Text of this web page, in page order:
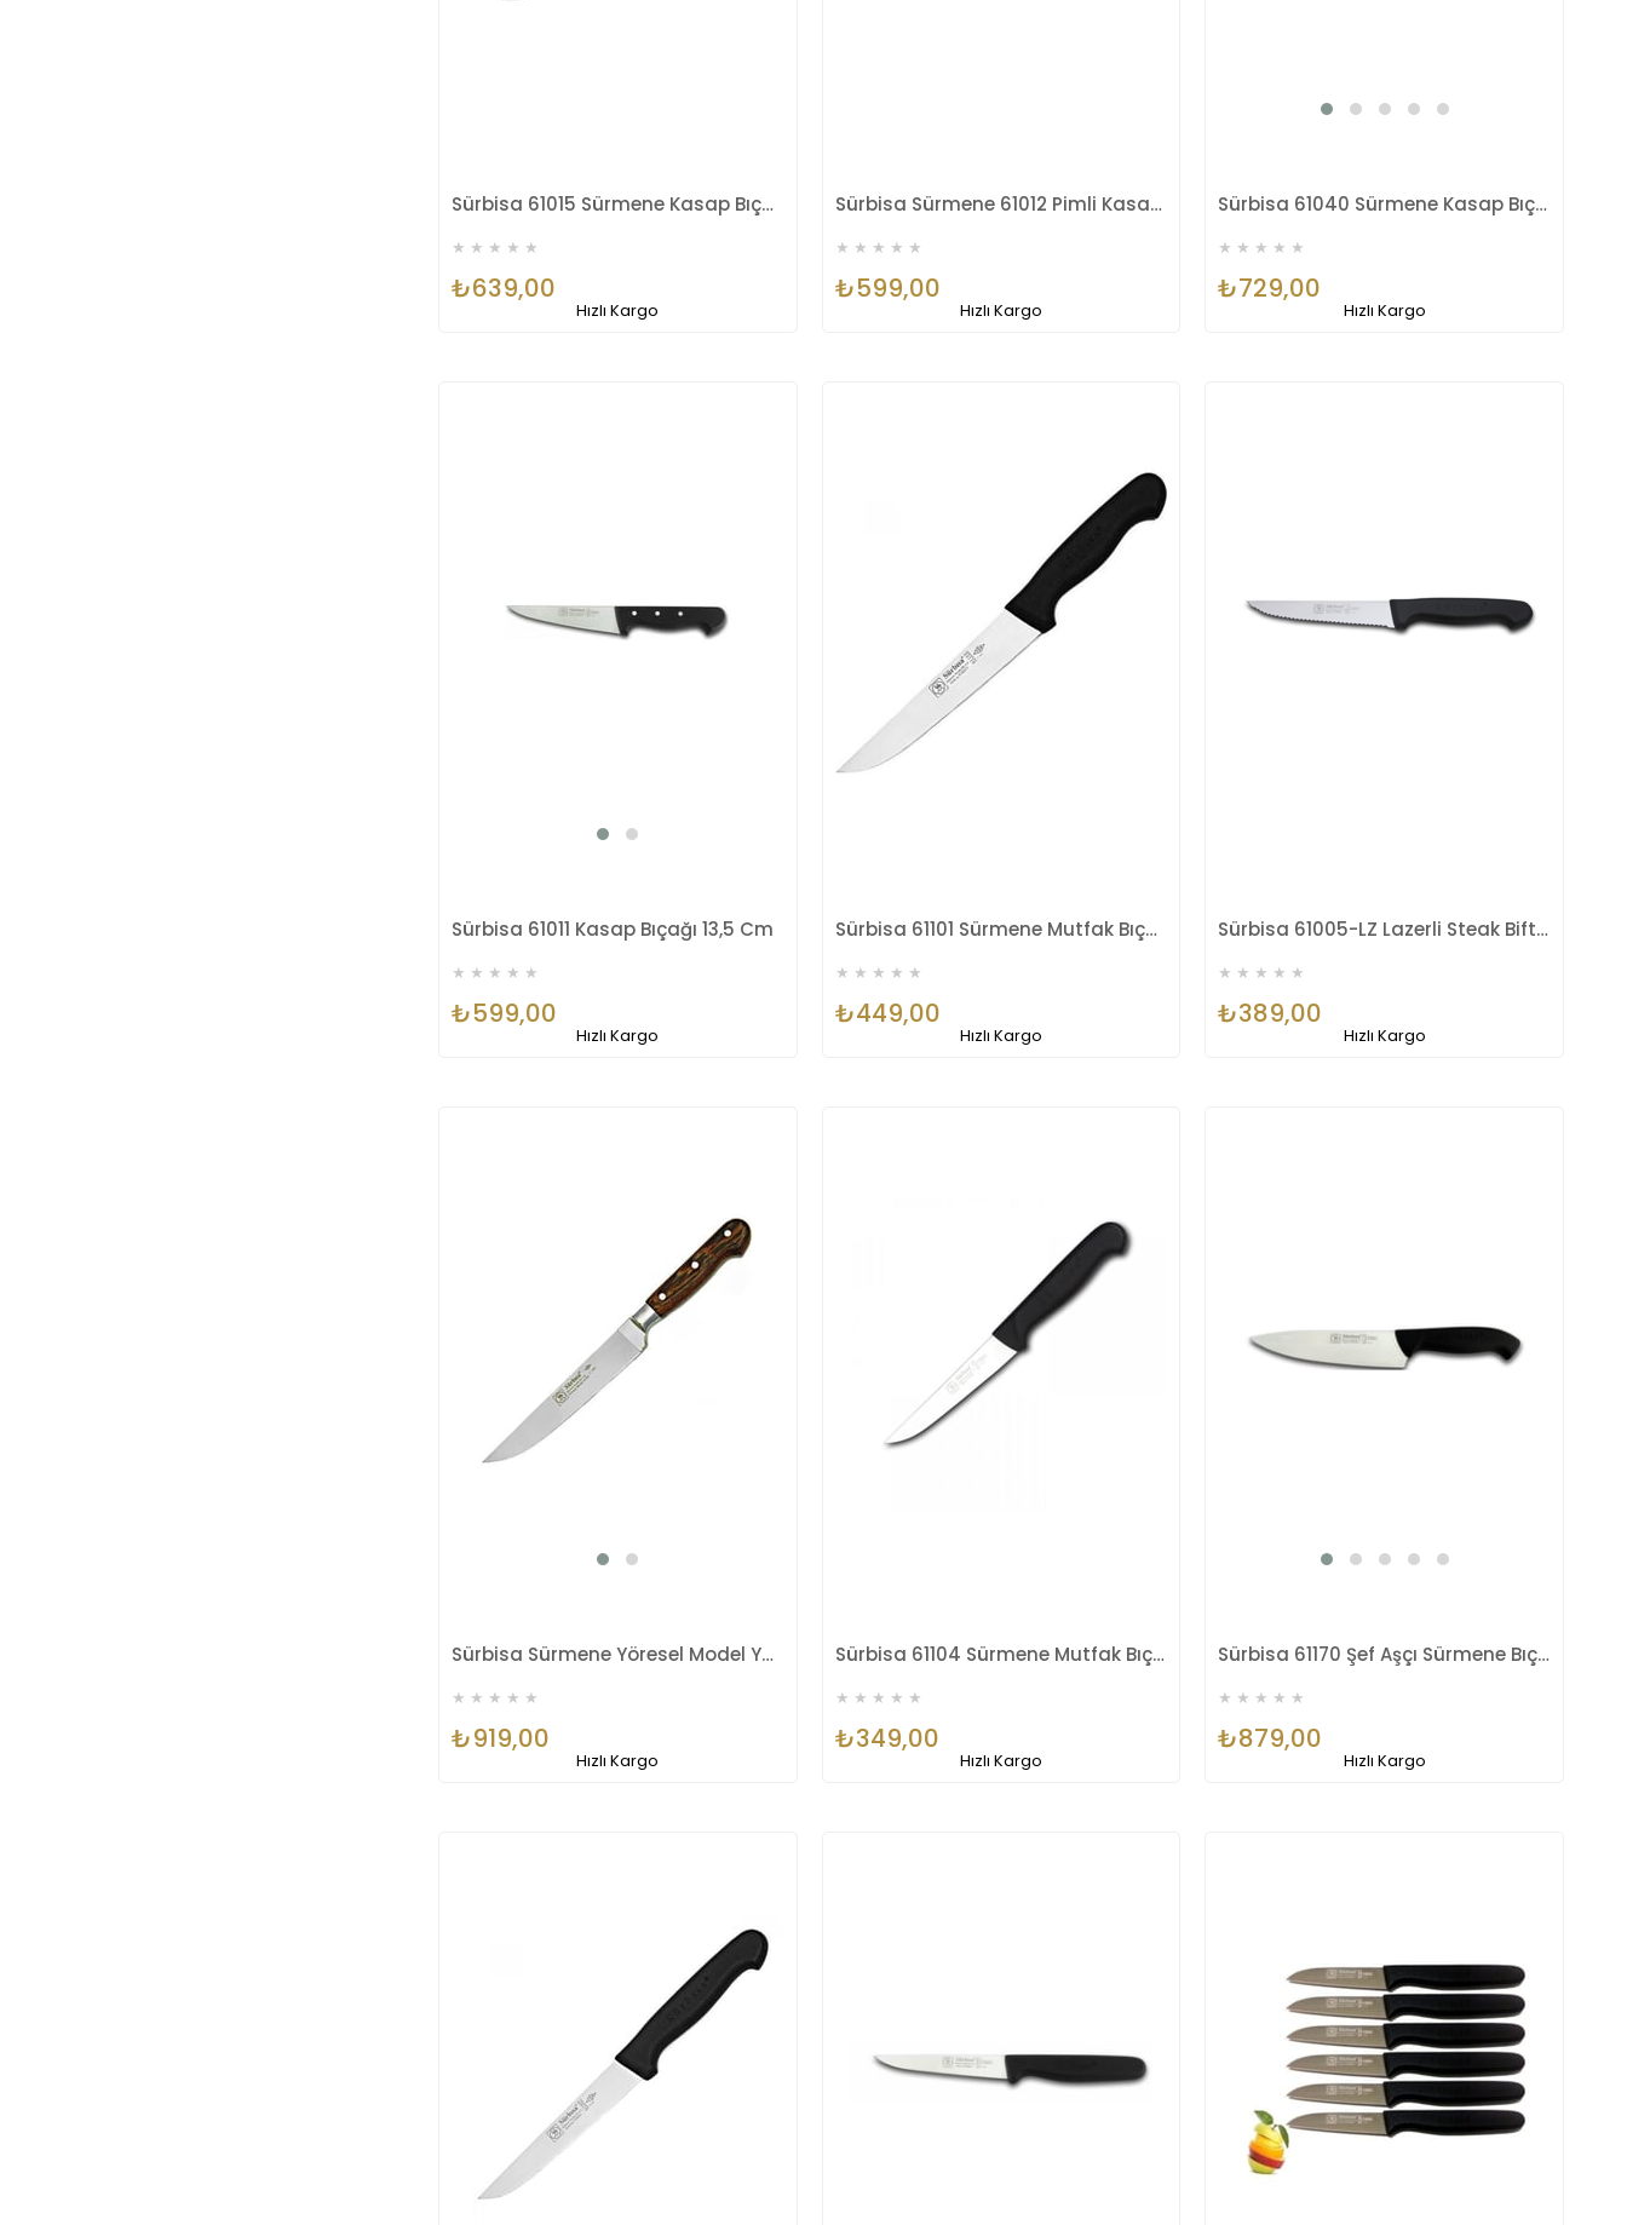
Sürbisa 61015 Sürmene Kasap Bıçağı 16,5 Cm
★ ★ ★ ★ ★
₺639,00
Hızlı Kargo
Sürbisa Sürmene 61012 Pimli Kasap Bıçağı 14 Cm
★ ★ ★ ★ ★
₺599,00
Hızlı Kargo
Sürbisa 61040 Sürmene Kasap Bıçağı Pimli Sap 20 Cm
★ ★ ★ ★ ★
₺729,00
Hızlı Kargo
Sürbisa 61011 Kasap Bıçağı 13,5 Cm
★ ★ ★ ★ ★
₺599,00
Hızlı Kargo
Sürbisa 61101 Sürmene Mutfak Bıçağı
★ ★ ★ ★ ★
₺449,00
Hızlı Kargo
Sürbisa 61005-LZ Lazerli Steak Biftek Sürmene Bıçağı
★ ★ ★ ★ ★
₺389,00
Hızlı Kargo
Sürbisa Sürmene Yöresel Model YM-61001 Ahşap Mutfak Bıçağı 17 Cm
★ ★ ★ ★ ★
₺919,00
Hızlı Kargo
Sürbisa 61104 Sürmene Mutfak Bıçağı
★ ★ ★ ★ ★
₺349,00
Hızlı Kargo
Sürbisa 61170 Şef Aşçı Sürmene Bıçağı 17 Cm
★ ★ ★ ★ ★
₺879,00
Hızlı Kargo